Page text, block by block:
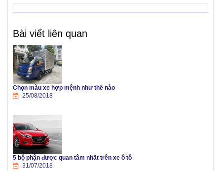
Bài viết liên quan
Chọn màu xe hợp mệnh như thế nào
25/08/2018
5 bộ phận được quan tâm nhất trên xe ô tô
31/07/2018